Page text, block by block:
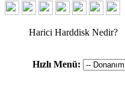
Harici Harddisk Nedir?
Hızlı Menü: